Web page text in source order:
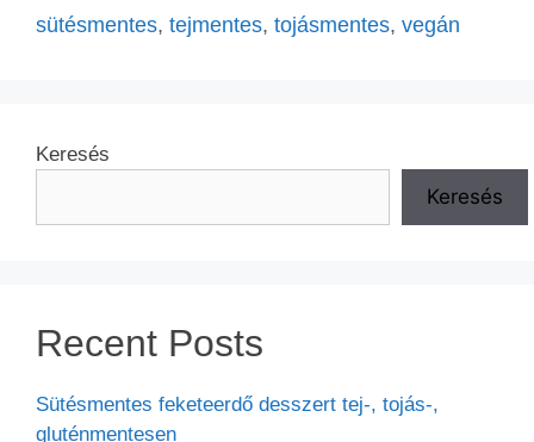
sütésmentes, tejmentes, tojásmentes, vegán
Keresés
Keresés
Recent Posts
Sütésmentes feketeerdő desszert tej-, tojás-,
gluténmentesen